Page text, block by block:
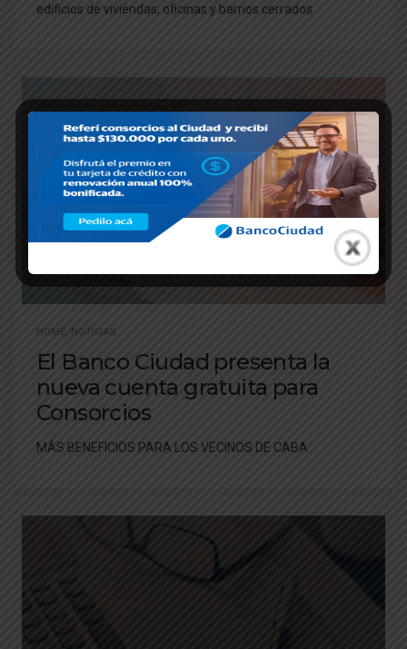
edificios de viviendas, oficinas y barrios cerrados
HOME, NOTICIAS
El Banco Ciudad presenta la
nueva cuenta gratuita para
Consorcios
MÁS BENEFICIOS PARA LOS VECINOS DE CABA